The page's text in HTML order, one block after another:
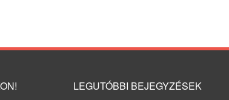
LEGUTÓBBI BEJEGYZÉSEK